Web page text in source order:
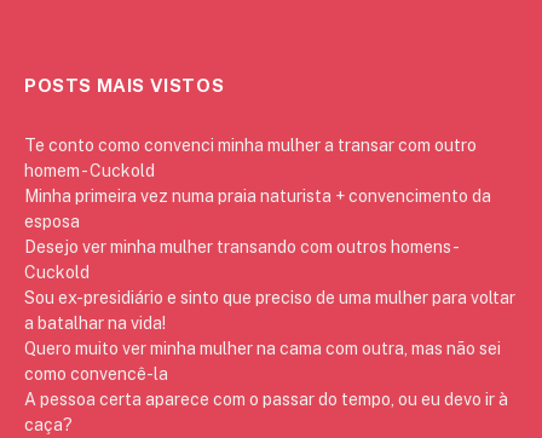
POSTS MAIS VISTOS
Te conto como convenci minha mulher a transar com outro
homem - Cuckold
Minha primeira vez numa praia naturista + convencimento da
esposa
Desejo ver minha mulher transando com outros homens -
Cuckold
Sou ex-presidiário e sinto que preciso de uma mulher para voltar
a batalhar na vida!
Quero muito ver minha mulher na cama com outra, mas não sei
como convencê-la
A pessoa certa aparece com o passar do tempo, ou eu devo ir à
caça?